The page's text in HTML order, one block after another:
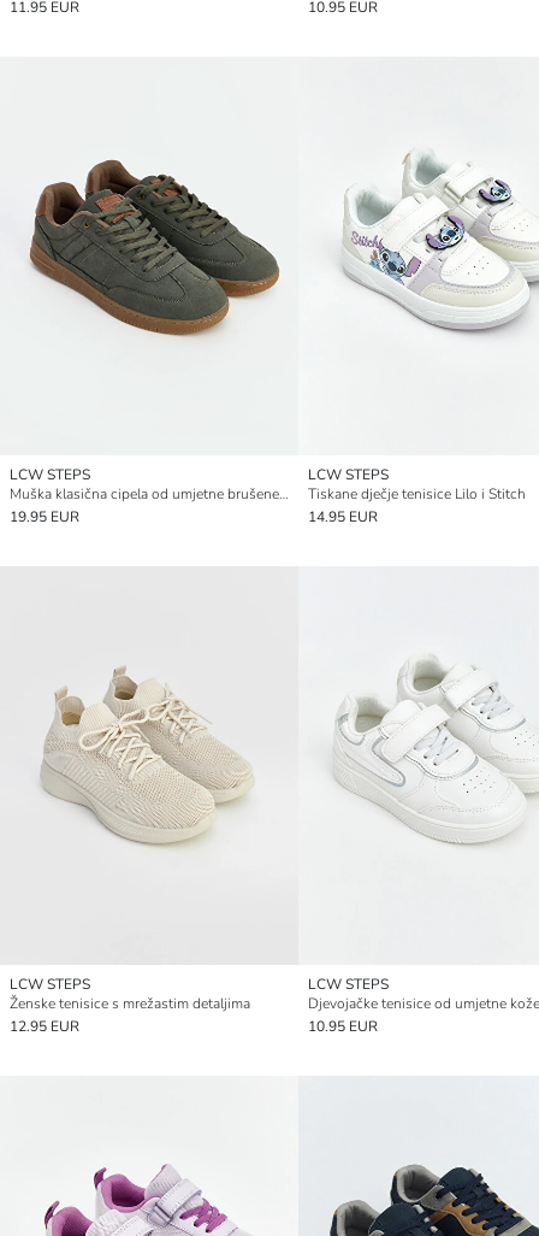
11.95 EUR 10.95 EUR
LCW STEPS
Muška klasična cipela od umjetne brušene kože
19.95 EUR
LCW STEPS
Tiskane dječje tenisice Lilo i Stitch
14.95 EUR
LCW STEPS
Ženske tenisice s mrežastim detaljima
12.95 EUR
LCW STEPS
Djevojačke tenisice od umjetne kože
10.95 EUR